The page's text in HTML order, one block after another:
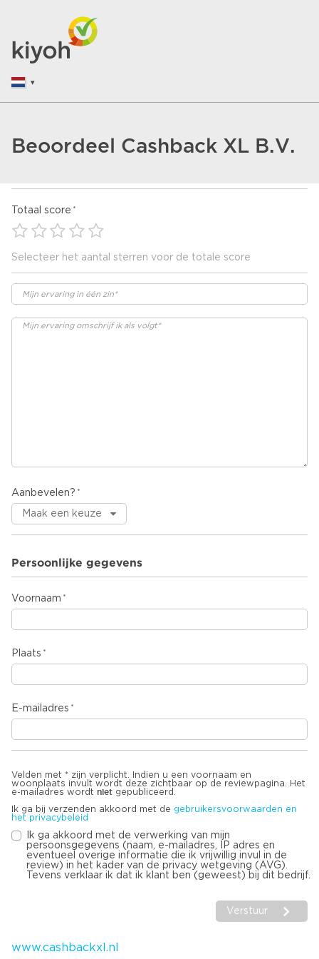
Beoordeel Cashback XL B.V.
Totaal score
Selecteer het aantal sterren voor de totale score
Aanbevelen?
Persoonlijke gegevens
Voornaam
Plaats
E-mailadres
Velden met * zijn verplicht. Indien u een voornaam en
woonplaats invult wordt deze zichtbaar op de reviewpagina. Het
e-mailadres wordt niet gepubliceerd.
Ik ga bij verzenden akkoord met de gebruikersvoorwaarden en
het privacybeleid
Ik ga akkoord met de verwerking van mijn
persoonsgegevens (naam, e-mailadres, IP adres en
eventueel overige informatie die ik vrijwillig invul in de
review) in het kader van de privacy wetgeving (AVG).
Tevens verklaar ik dat ik klant ben (geweest) bij dit bedrijf.
Verstuur
www.cashbackxl.nl